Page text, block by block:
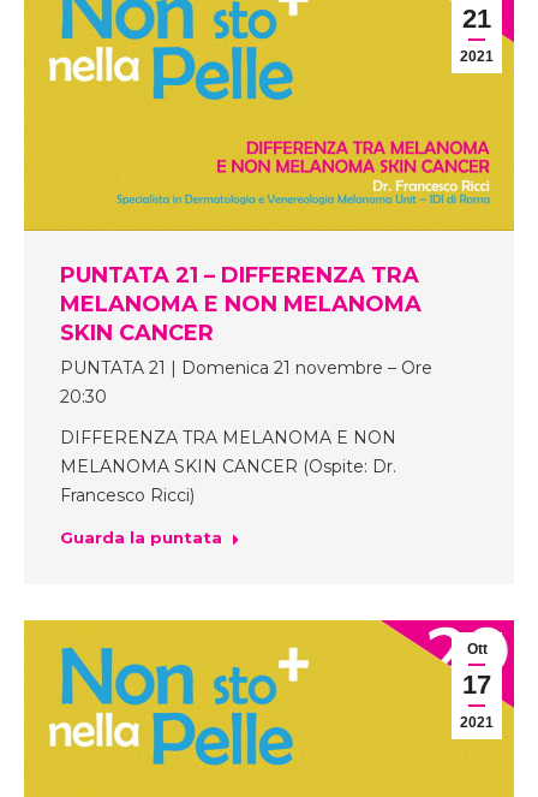
21
2021
PUNTATA 21 – DIFFERENZA TRA
MELANOMA E NON MELANOMA
SKIN CANCER
PUNTATA 21 | Domenica 21 novembre – Ore
20:30
DIFFERENZA TRA MELANOMA E NON
MELANOMA SKIN CANCER (Ospite: Dr.
Francesco Ricci)
Guarda la puntata
Ott
17
2021